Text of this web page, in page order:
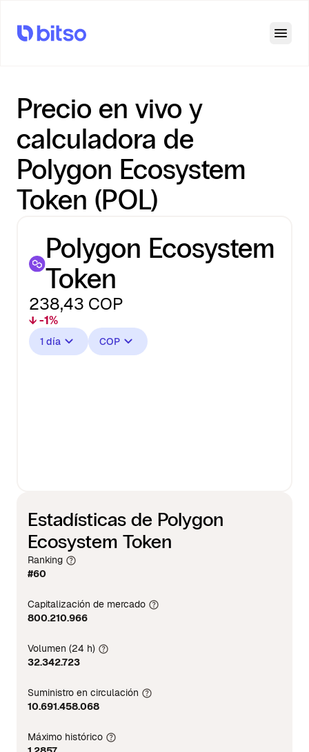
Precio en vivo y
calculadora de
Polygon Ecosystem
Token (POL)
Polygon Ecosystem
Token
238,43 COP
↓ -1%
1 día COP
Estadísticas de Polygon
Ecosystem Token
Ranking
#60
Capitalización de mercado
800.210.966
Volumen (24 h)
32.342.723
Suministro en circulación
10.691.458.068
Máximo histórico